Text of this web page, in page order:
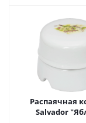
Распаячная
Salvador